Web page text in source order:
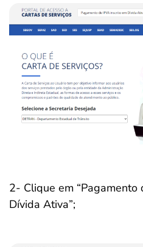
2- Clique em “Pagamento
Dívida Ativa”;